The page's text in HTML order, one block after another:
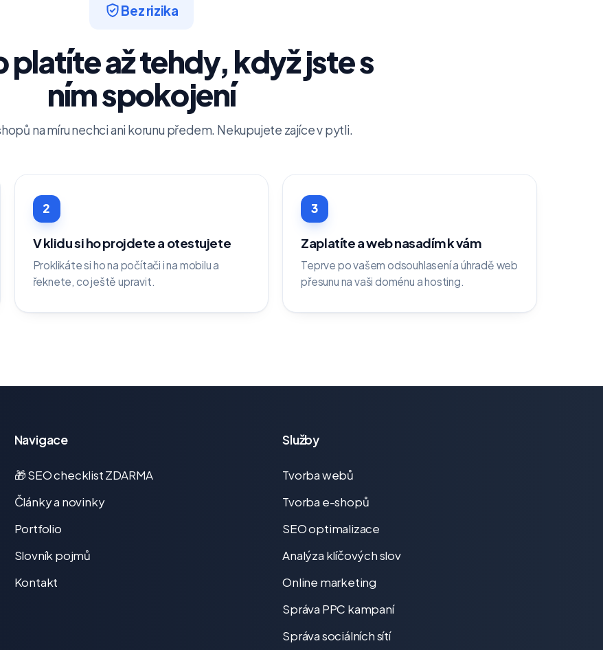
Bez rizika
platíte až tehdy, když jste s
ním spokojení
na míru nechci ani korunu předem. Nekupujete zajíce v pytli.
2
V klidu si ho projdete a otestujete
Proklikáte si ho na počítači i na mobilu a
řeknete, co ještě upravit.
3
Zaplatíte a web nasadím k vám
Teprve po vašem odsouhlasení a úhradě web
přesunu na vaši doménu a hosting.
Navigace
🎁 SEO checklist ZDARMA
Články a novinky
Portfolio
Slovník pojmů
Kontakt
Služby
Tvorba webů
Tvorba e-shopů
SEO optimalizace
Analýza klíčových slov
Online marketing
Správa PPC kampaní
Správa sociálních sítí